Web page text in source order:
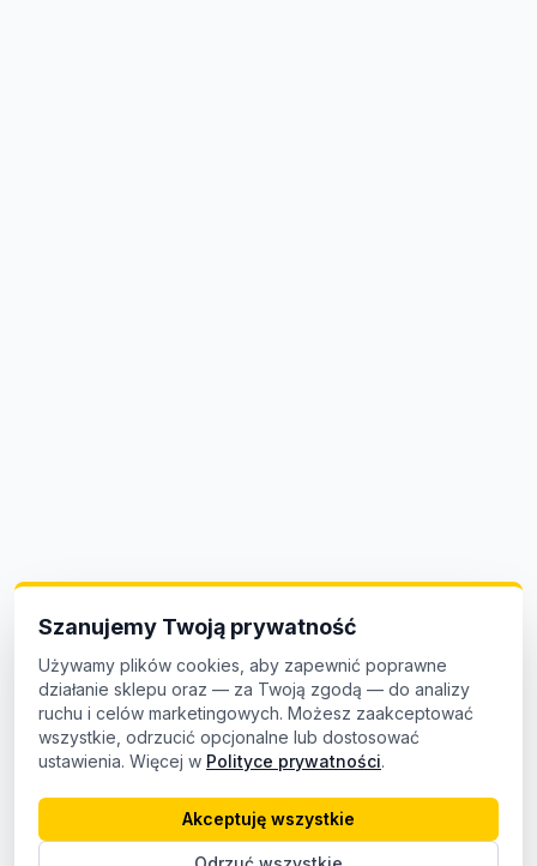
Szanujemy Twoją prywatność
Używamy plików cookies, aby zapewnić poprawne
działanie sklepu oraz — za Twoją zgodą — do analizy
ruchu i celów marketingowych. Możesz zaakceptować
wszystkie, odrzucić opcjonalne lub dostosować
ustawienia. Więcej w Polityce prywatności.
Akceptuję wszystkie